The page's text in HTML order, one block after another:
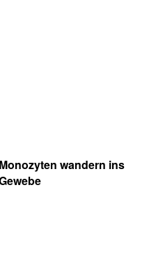
Monozyten wandern ins